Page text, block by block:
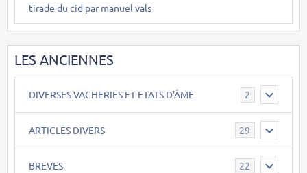
tirade du cid par manuel vals
LES ANCIENNES
DIVERSES VACHERIES ET ETATS D'ÂME 2
ARTICLES DIVERS 29
BREVES 22